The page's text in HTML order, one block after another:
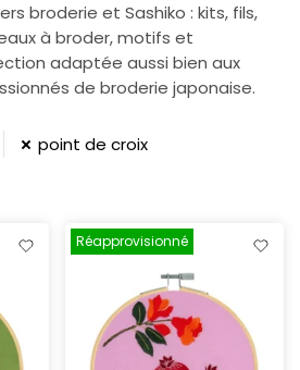
broderie et Sashiko : kits, fils,
à broder, motifs et
adaptée aussi bien aux
de broderie japonaise.
point de croix
Réapprovisionné